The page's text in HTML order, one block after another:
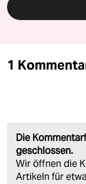
1
Die
geschlossen.
Wir öffnen die
Artikeln für